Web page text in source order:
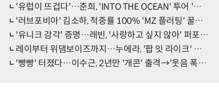
'유럽이 뜨겁다'…준희, 'INTO THE OCEAN' 투어 '핫 반응'
'러브포비아' 김소하, 적중률 100% 'MZ 플러팅' 꿀팁은?
'유니크 감각' 증명…래빈, '사랑하고 싶지 않아' 퍼포먼스 눈길
레이부터 위댐보이즈까지…누에라, '팝 잇 라이크' 기대 MAX
'빵빵' 터졌다…이수근, 2년만 '개콘' 출격→'웃음 폭탄' 선물